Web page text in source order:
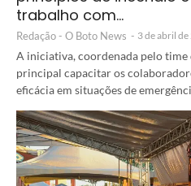
trabalho com…
Redação - O Boto News - 3 de abril
A iniciativa, coordenada pelo time
principal capacitar os
eficácia em situações de